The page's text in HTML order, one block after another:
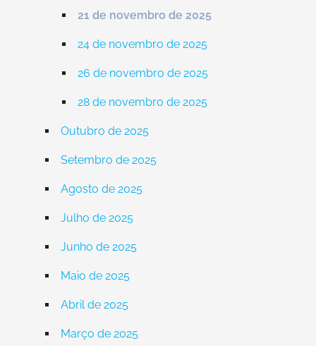
21 de novembro de 2025
24 de novembro de 2025
26 de novembro de 2025
28 de novembro de 2025
Outubro de 2025
Setembro de 2025
Agosto de 2025
Julho de 2025
Junho de 2025
Maio de 2025
Abril de 2025
Março de 2025